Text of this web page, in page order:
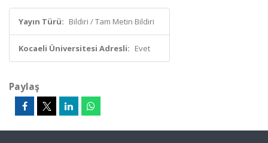
Yayın Türü: Bildiri / Tam Metin Bildiri
Kocaeli Üniversitesi Adresli: Evet
Paylaş